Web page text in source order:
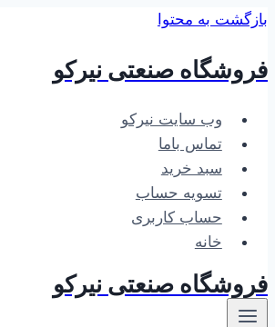
بازگشت به محتوا
فروشگاه صنعتی نیرکو
وب سایت نیرکو
تماس باما
سبد خرید
تسویه حساب
حساب کاربری
خانه
فروشگاه صنعتی نیرکو